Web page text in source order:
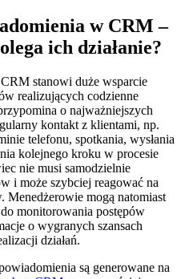
w CRM –
ich działanie?
stanowi duże wsparcie
realizujących codzienne
o najważniejszych
kontakt z klientami, np.
telefonu, spotkania, wysłania
kolejnego kroku w procesie
nie musi samodzielnie
i może szybciej reagować na
Menedżerowie mogą natomiast
monitorowania postępów
o wygranych szansach
działań.
są generowane na